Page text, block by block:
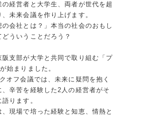
産官学連携
地域経済
キャリア教育
例会案内・活動報告
の経営者と大学生、両者が世代を超
未来会議を作り上げます。
の会社とは？」本当の社会のおもし
ういうことだろう？
阪支部が大学と共同で取り組む「プ
始まりました。
オフ会議では、未来に疑問を抱く
、辛苦を経験した2人の経営者がそ
ります。
現場で培った経験と知恵、情熱と